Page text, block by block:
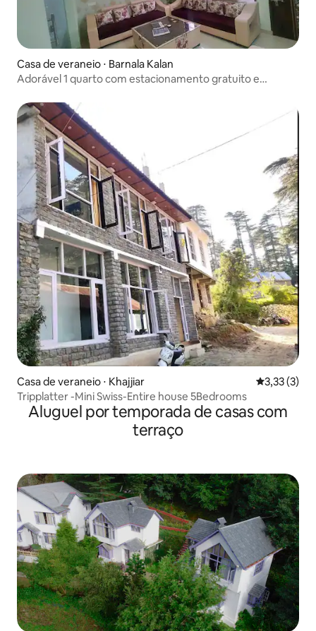
Casa de veraneio ⋅ Barnala Kalan
Adorável 1 quarto com estacionamento gratuito e
Casa de veraneio ⋅ Khajjiar 3,33 de
3,33 (3)
Tripplatter -Mini Swiss-Entire house 5Bedrooms
Aluguel por temporada de casas com
terraço